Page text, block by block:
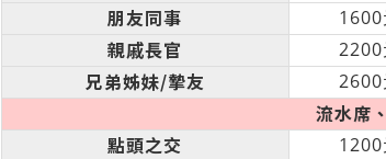
朋友同事 1600
親戚長官 2200
兄弟姊妹/摯友 2600
流水席
點頭之交
1200